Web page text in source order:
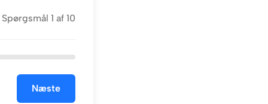
Spørgsmål 1 af 10
Næste